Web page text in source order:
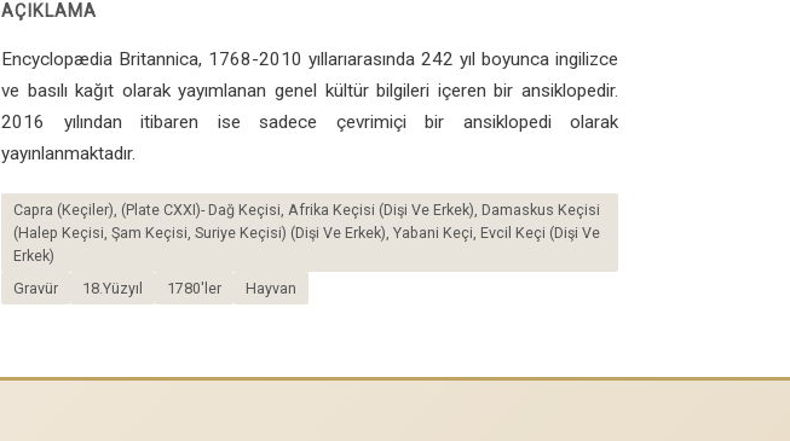
AÇIKLAMA
Encyclopædia Britannica, 1768-2010 yıllarıarasında 242 yıl boyunca ingilizce
ve basılı kağıt olarak yayımlanan genel kültür bilgileri içeren bir ansiklopedir.
2016 yılından itibaren ise sadece çevrimiçi bir ansiklopedi olarak
yayınlanmaktadır.
Capra (Keçiler), (Plate CXXI)- Dağ Keçisi, Afrika Keçisi (Dişi Ve Erkek), Damaskus Keçisi
(Halep Keçisi, Şam Keçisi, Suriye Keçisi) (Dişi Ve Erkek), Yabani Keçi, Evcil Keçi (Dişi Ve
Erkek)
Gravür
18.Yüzyıl 1780'ler Hayvan